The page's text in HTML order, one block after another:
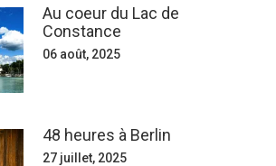
Au coeur du Lac de
Constance
06 août, 2025
48 heures à Berlin
27 juillet, 2025